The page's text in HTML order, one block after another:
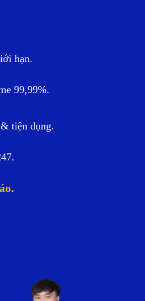
hạn.
99,99%.
tiện dụng.